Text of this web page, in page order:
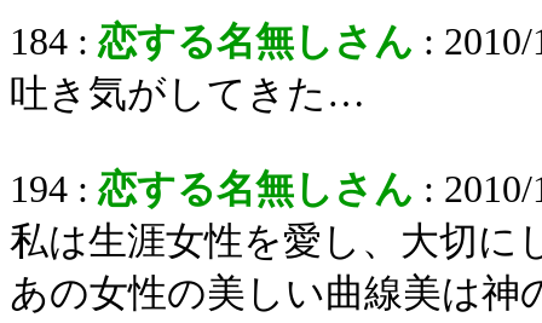
184 : 恋する名無しさん :
吐き気がしてきた…
194 : 恋する名無しさん :
私は生涯女性を愛し、大切に
あの女性の美しい曲線美は神